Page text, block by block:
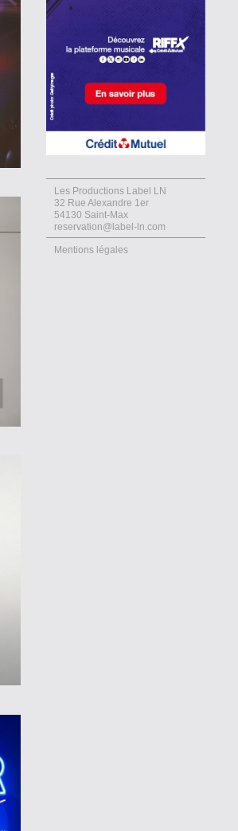
Les Productions Label LN
32 Rue Alexandre 1er
54130 Saint-Max
reservation@label-ln.com
Mentions légales